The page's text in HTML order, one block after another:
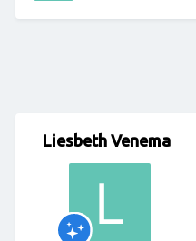
Liesbeth Venema